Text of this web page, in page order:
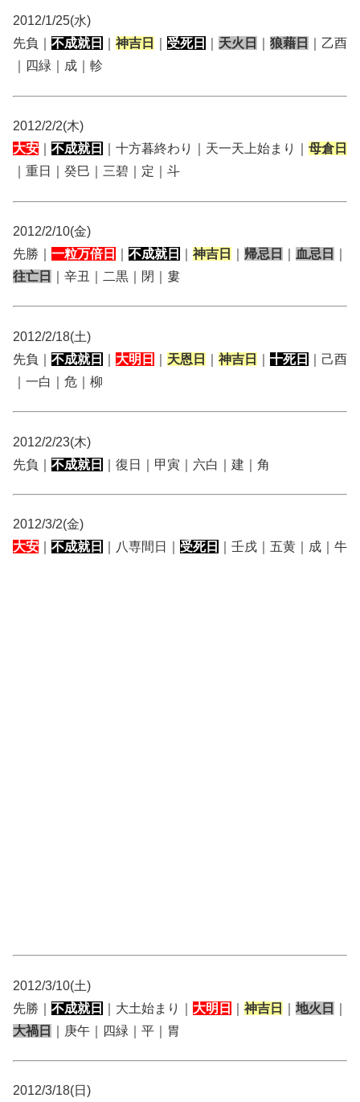
2012/1/25(水)
先負｜ 不成就日 神吉日 受死日 天火日 狼藉日
｜乙酉
｜四緑｜成｜軫
2012/2/2(木)
大安
不成就日 ｜十方暮終わり｜天一天上始まり｜ 母倉日
｜重日｜癸巳｜三碧｜定｜斗
2012/2/10(金)
先勝｜ 一粒万倍日 不成就日 神吉日 帰忌日 血忌日
往亡日
｜辛丑｜二黒｜閉｜婁
2012/2/18(土)
先負｜ 不成就日 大明日 天恩日 神吉日 十死日
｜己酉
｜一白｜危｜柳
2012/2/23(木)
先負｜ 不成就日 ｜復日｜甲寅｜六白｜建｜角
2012/3/2(金)
大安
不成就日 ｜八専間日｜ 受死日 ｜壬戌｜五黄｜成｜牛
2012/3/10(土)
先勝｜ 不成就日 ｜大土始まり｜ 大明日 神吉日 地火日
大禍日
｜庚午｜四緑｜平｜胃
2012/3/18(日)